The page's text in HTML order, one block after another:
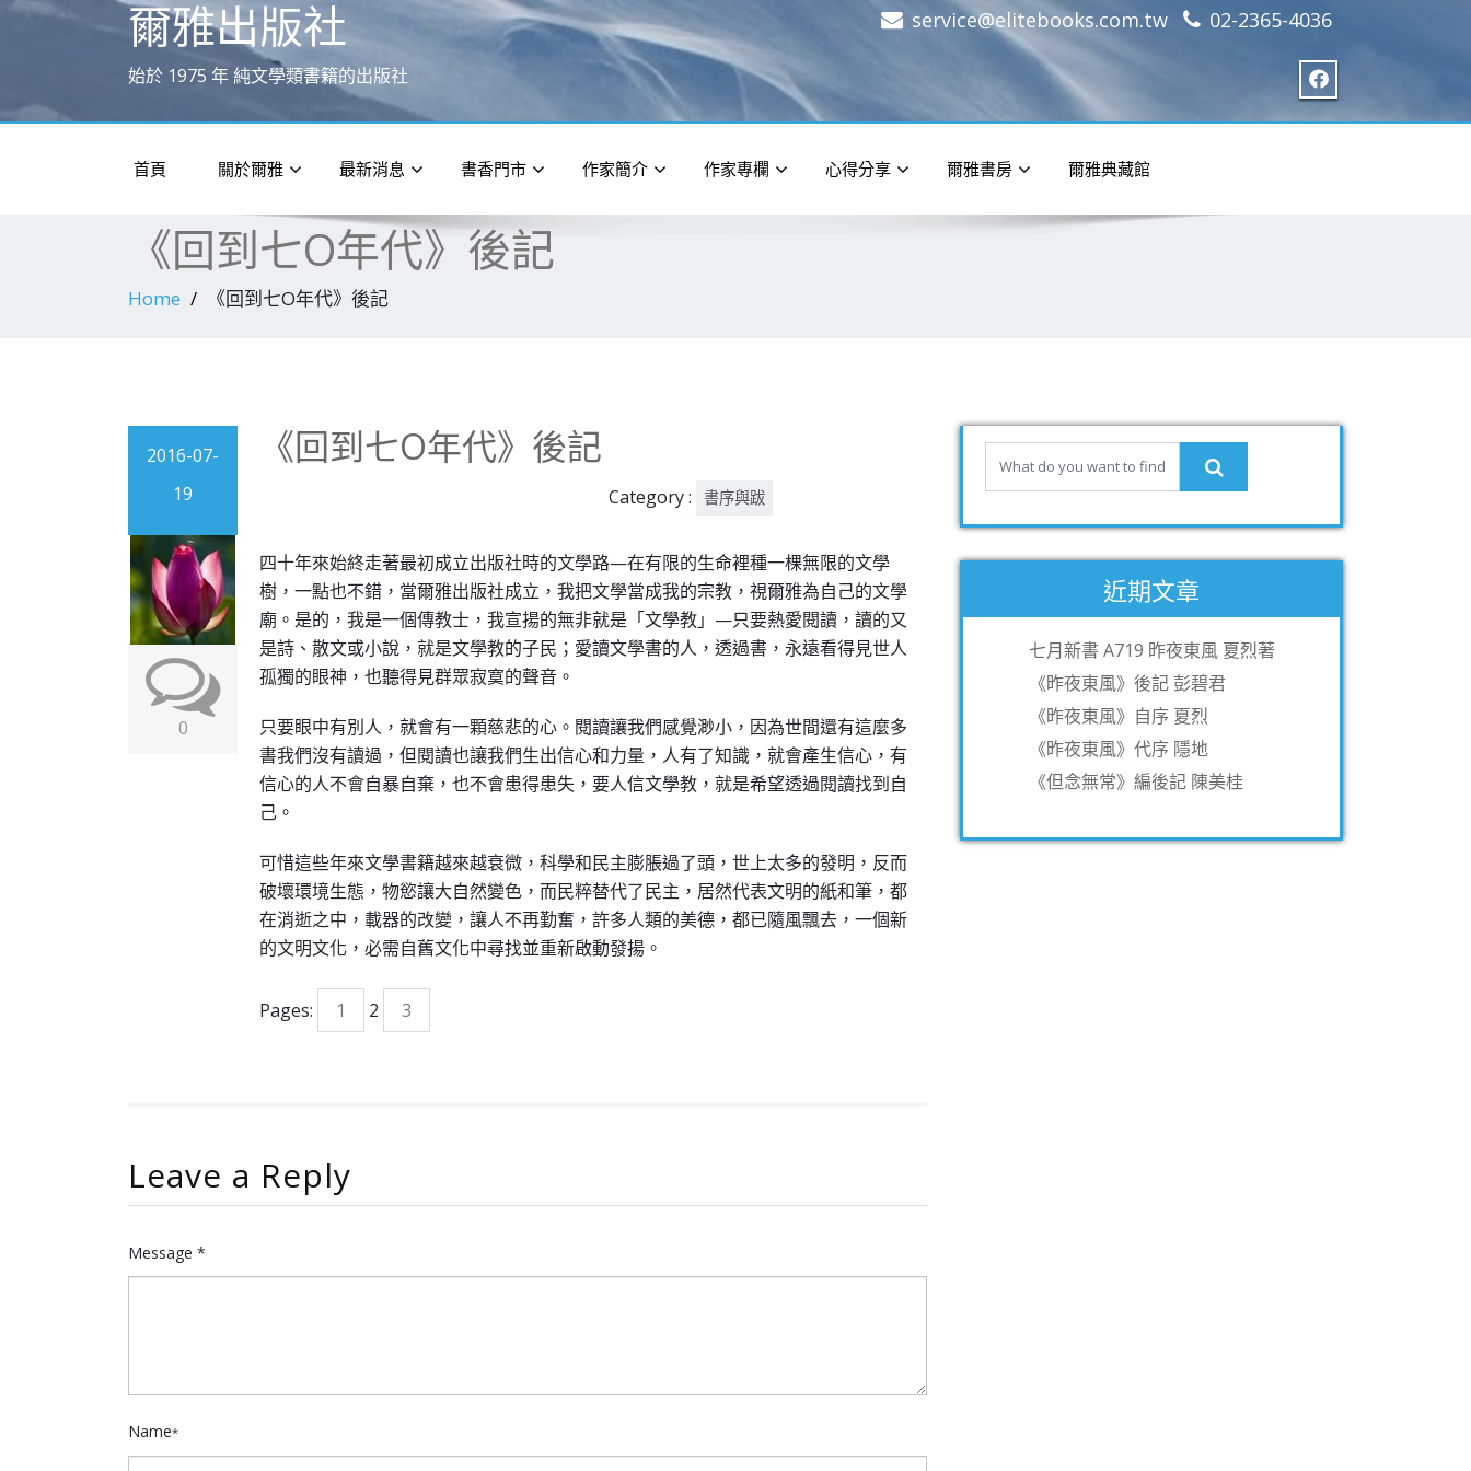
爾雅出版社
始於 1975 年 純文學類書籍的出版社
service@elitebooks.com.tw 02-2365-4036
首頁 關於爾雅 最新消息 書香門市 作家簡介 作家專欄 心得分享 爾雅書房 爾雅典藏館
《回到七O年代》後記
Home 《回到七O年代》後記
2016-07-
19
0
《回到七O年代》後記
Category : 書序與跋
四十年來始終走著最初成立出版社時的文學路—在有限的生命裡種一棵無限的文學
樹，一點也不錯，當爾雅出版社成立，我把文學當成我的宗教，視爾雅為自己的文學
廟。是的，我是一個傳教士，我宣揚的無非就是「文學教」—只要熱愛閱讀，讀的又
是詩、散文或小說，就是文學教的子民；愛讀文學書的人，透過書，永遠看得見世人
孤獨的眼神，也聽得見群眾寂寞的聲音。
只要眼中有別人，就會有一顆慈悲的心。閱讀讓我們感覺渺小，因為世間還有這麼多
書我們沒有讀過，但閱讀也讓我們生出信心和力量，人有了知識，就會產生信心，有
信心的人不會自暴自棄，也不會患得患失，要人信文學教，就是希望透過閱讀找到自
己。
可惜這些年來文學書籍越來越衰微，科學和民主膨脹過了頭，世上太多的發明，反而
破壞環境生態，物慾讓大自然變色，而民粹替代了民主，居然代表文明的紙和筆，都
在消逝之中，載器的改變，讓人不再勤奮，許多人類的美德，都已隨風飄去，一個新
的文明文化，必需自舊文化中尋找並重新啟動發揚。
Pages: 1 2 3
Leave a Reply
Message *
Name*
近期文章
七月新書 A719 昨夜東風 夏烈著
《昨夜東風》後記 彭碧君
《昨夜東風》自序 夏烈
《昨夜東風》代序 隱地
《但念無常》編後記 陳美桂